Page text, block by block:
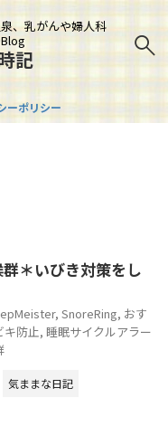
、乳がんや婦人科
記
ーポリシー
＊いびき対策をし
, SnoreRing, おす
キ防止, 睡眠サイクルアラー
気ままな日記